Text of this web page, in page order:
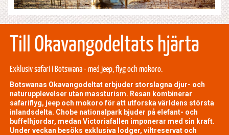
Till Okavangodeltats hjärta
Exklusiv safari i Botswana - med jeep, flyg och mokoro.
Botswanas Okavangodeltat erbjuder storslagna djur- och
naturupplevelser utan massturism. Resan kombinerar
safariflyg, jeep och mokoro för att utforska världens största
inlandsdelta. Chobe nationalpark bjuder på elefant- och
buffelhjordar, medan Victoriafallen imponerar med sin kraft.
Under veckan besöks exklusiva lodger, viltreservat och